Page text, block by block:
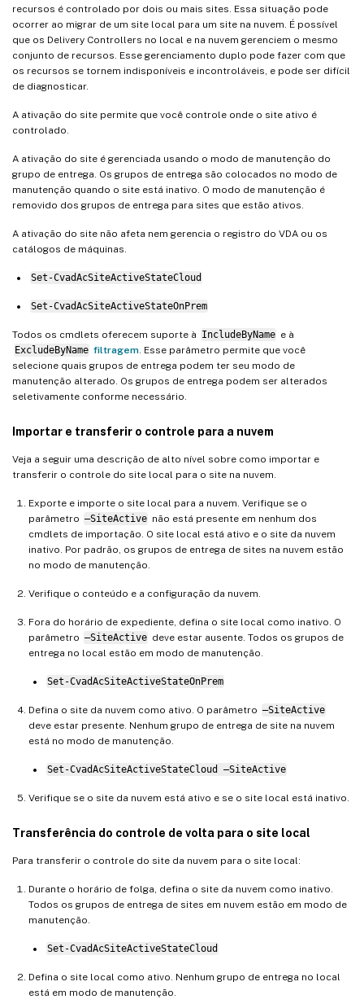
recursos é controlado por dois ou mais sites. Essa situação pode
ocorrer ao migrar de um site local para um site na nuvem. É possível
que os Delivery Controllers no local e na nuvem gerenciem o mesmo
conjunto de recursos. Esse gerenciamento duplo pode fazer com que
os recursos se tornem indisponíveis e incontroláveis, e pode ser difícil
de diagnosticar.
A ativação do site permite que você controle onde o site ativo é
controlado.
A ativação do site é gerenciada usando o modo de manutenção do
grupo de entrega. Os grupos de entrega são colocados no modo de
manutenção quando o site está inativo. O modo de manutenção é
removido dos grupos de entrega para sites que estão ativos.
A ativação do site não afeta nem gerencia o registro do VDA ou os
catálogos de máquinas.
Set-CvadAcSiteActiveStateCloud
Set-CvadAcSiteActiveStateOnPrem
Todos os cmdlets oferecem suporte à IncludeByName e à
ExcludeByName filtragem. Esse parâmetro permite que você
selecione quais grupos de entrega podem ter seu modo de
manutenção alterado. Os grupos de entrega podem ser alterados
seletivamente conforme necessário.
Importar e transferir o controle para a nuvem
Veja a seguir uma descrição de alto nível sobre como importar e
transferir o controle do site local para o site na nuvem.
Exporte e importe o site local para a nuvem. Verifique se o
parâmetro –SiteActive não está presente em nenhum dos
cmdlets de importação. O site local está ativo e o site da nuvem
inativo. Por padrão, os grupos de entrega de sites na nuvem estão
no modo de manutenção.
Verifique o conteúdo e a configuração da nuvem.
Fora do horário de expediente, defina o site local como inativo. O
parâmetro –SiteActive deve estar ausente. Todos os grupos de
entrega no local estão em modo de manutenção.
Set-CvadAcSiteActiveStateOnPrem
Defina o site da nuvem como ativo. O parâmetro –SiteActive
deve estar presente. Nenhum grupo de entrega de site na nuvem
está no modo de manutenção.
Set-CvadAcSiteActiveStateCloud –SiteActive
Verifique se o site da nuvem está ativo e se o site local está inativo.
Transferência do controle de volta para o site local
Para transferir o controle do site da nuvem para o site local:
Durante o horário de folga, defina o site da nuvem como inativo.
Todos os grupos de entrega de sites em nuvem estão em modo de
manutenção.
Set-CvadAcSiteActiveStateCloud
Defina o site local como ativo. Nenhum grupo de entrega no local
está em modo de manutenção.